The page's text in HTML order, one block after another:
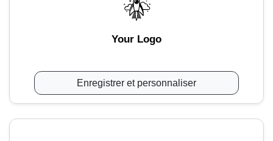
Your Logo
Enregistrer et personnaliser